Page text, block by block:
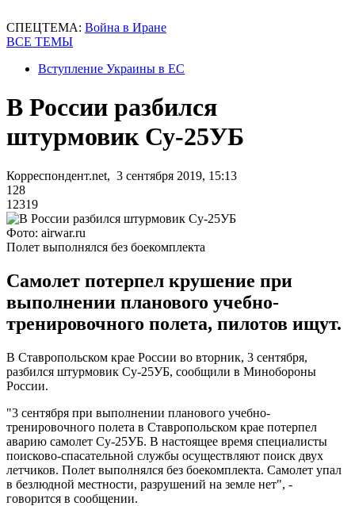
СПЕЦТЕМА: Война в Иране
ВСЕ ТЕМЫ
Вступление Украины в ЕС
В России разбился
штурмовик Су-25УБ
Корреспондент.net, 3 сентября 2019, 15:13
128
12319
Фото: airwar.ru
Полет выполнялся без боекомплекта
Самолет потерпел крушение при
выполнении планового учебно-
тренировочного полета, пилотов ищут.
В Ставропольском крае России во вторник, 3 сентября,
разбился штурмовик Су-25УБ, сообщили в Минобороны
России.
"3 сентября при выполнении планового учебно-
тренировочного полета в Ставропольском крае потерпел
аварию самолет Су-25УБ. В настоящее время специалисты
поисково-спасательной службы осуществляют поиск двух
летчиков. Полет выполнялся без боекомплекта. Самолет упал
в безлюдной местности, разрушений на земле нет", -
говорится в сообщении.